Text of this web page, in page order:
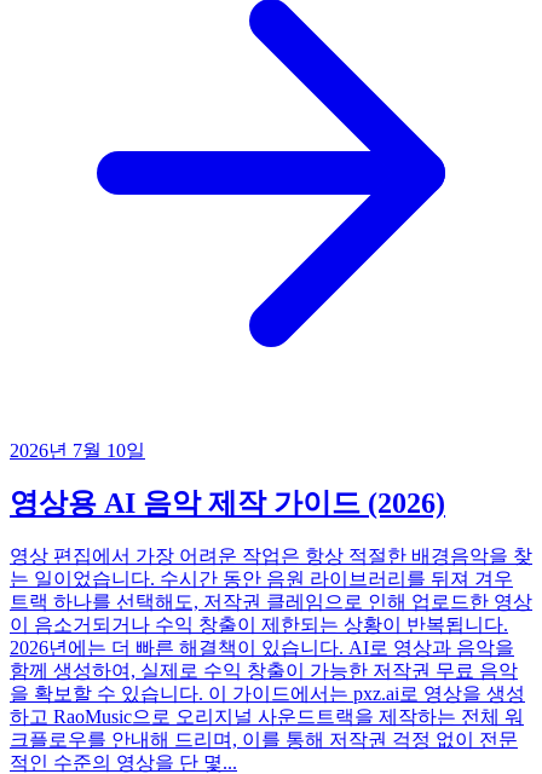
2026년 7월 10일
영상용 AI 음악 제작 가이드 (2026)
영상 편집에서 가장 어려운 작업은 항상 적절한 배경음악을 찾
는 일이었습니다. 수시간 동안 음원 라이브러리를 뒤져 겨우
트랙 하나를 선택해도, 저작권 클레임으로 인해 업로드한 영상
이 음소거되거나 수익 창출이 제한되는 상황이 반복됩니다.
2026년에는 더 빠른 해결책이 있습니다. AI로 영상과 음악을
함께 생성하여, 실제로 수익 창출이 가능한 저작권 무료 음악
을 확보할 수 있습니다. 이 가이드에서는 pxz.ai로 영상을 생성
하고 RaoMusic으로 오리지널 사운드트랙을 제작하는 전체 워
크플로우를 안내해 드리며, 이를 통해 저작권 걱정 없이 전문
적인 수준의 영상을 단 몇...